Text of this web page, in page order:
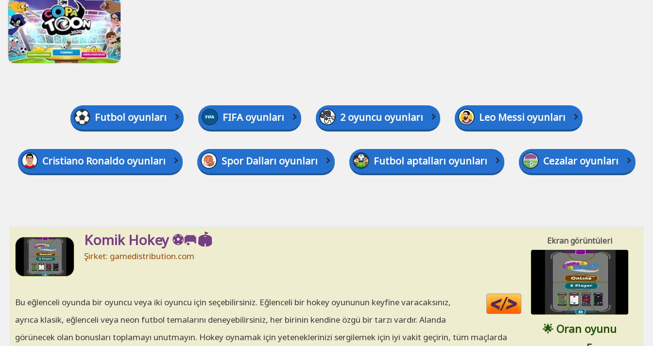
Futbol oyunları FIFA oyunları 2 oyuncu oyunları Leo Messi oyunları
Cristiano Ronaldo oyunları Spor Dalları oyunları Futbol aptalları oyunları Cezalar oyunları
Ekran görüntüleri
🌟 Oran oyunu
Komik Hokey ⚽🥅🏟
Şirket: gamedistribution.com
HTML
Bu eğlenceli oyunda bir oyuncu veya iki oyuncu için seçebilirsiniz. Eğlenceli bir hokey oyununun keyfine varacaksınız,
ayrıca klasik, eğlenceli veya neon futbol temalarını deneyebilirsiniz, her birinin kendine özgü bir tarzı vardır. Alanda
görünecek olan bonusları toplamayı unutmayın. Hokey oynamak için yeteneklerinizi sergilemek için iyi vakit geçirin, tüm maçlarda